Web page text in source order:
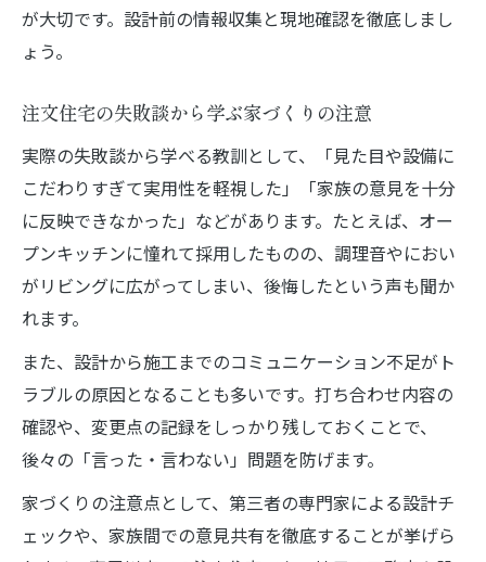
が大切です。設計前の情報収集と現地確認を徹底しまし
ょう。
注文住宅の失敗談から学ぶ家づくりの注意
実際の失敗談から学べる教訓として、「見た目や設備に
こだわりすぎて実用性を軽視した」「家族の意見を十分
に反映できなかった」などがあります。たとえば、オー
プンキッチンに憧れて採用したものの、調理音やにおい
がリビングに広がってしまい、後悔したという声も聞か
れます。
また、設計から施工までのコミュニケーション不足がト
ラブルの原因となることも多いです。打ち合わせ内容の
確認や、変更点の記録をしっかり残しておくことで、
後々の「言った・言わない」問題を防げます。
家づくりの注意点として、第三者の専門家による設計チ
ェックや、家族間での意見共有を徹底することが挙げら